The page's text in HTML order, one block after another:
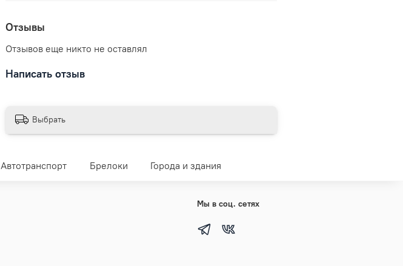
Отзывы
Отзывов еще никто не оставлял
Написать отзыв
Выбрать
Автотранспорт Брелоки Города и здания
Мы в соц. сетях